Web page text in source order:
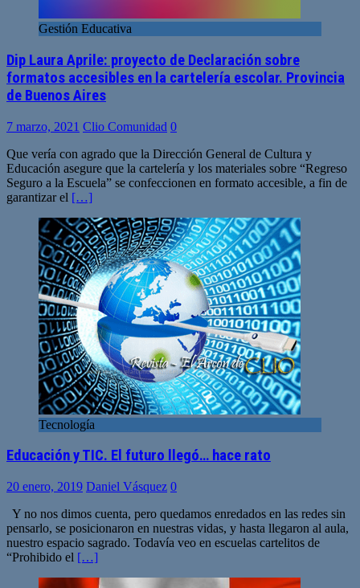
Gestión Educativa
Dip Laura Aprile: proyecto de Declaración sobre
formatos accesibles en la cartelería escolar. Provincia
de Buenos Aires
7 marzo, 2021 Clio Comunidad 0
Que vería con agrado que la Dirección General de Cultura y
Educación asegure que la cartelería y los materiales sobre “Regreso
Seguro a la Escuela” se confeccionen en formato accesible, a fin de
garantizar el […]
Tecnología
Educación y TIC. El futuro llegó… hace rato
20 enero, 2019 Daniel Vásquez 0
Y no nos dimos cuenta, pero quedamos enredados en las redes sin
pensarlo, se posicionaron en nuestras vidas, y hasta llegaron al aula,
nuestro espacio sagrado. Todavía veo en escuelas cartelitos de
“Prohibido el […]